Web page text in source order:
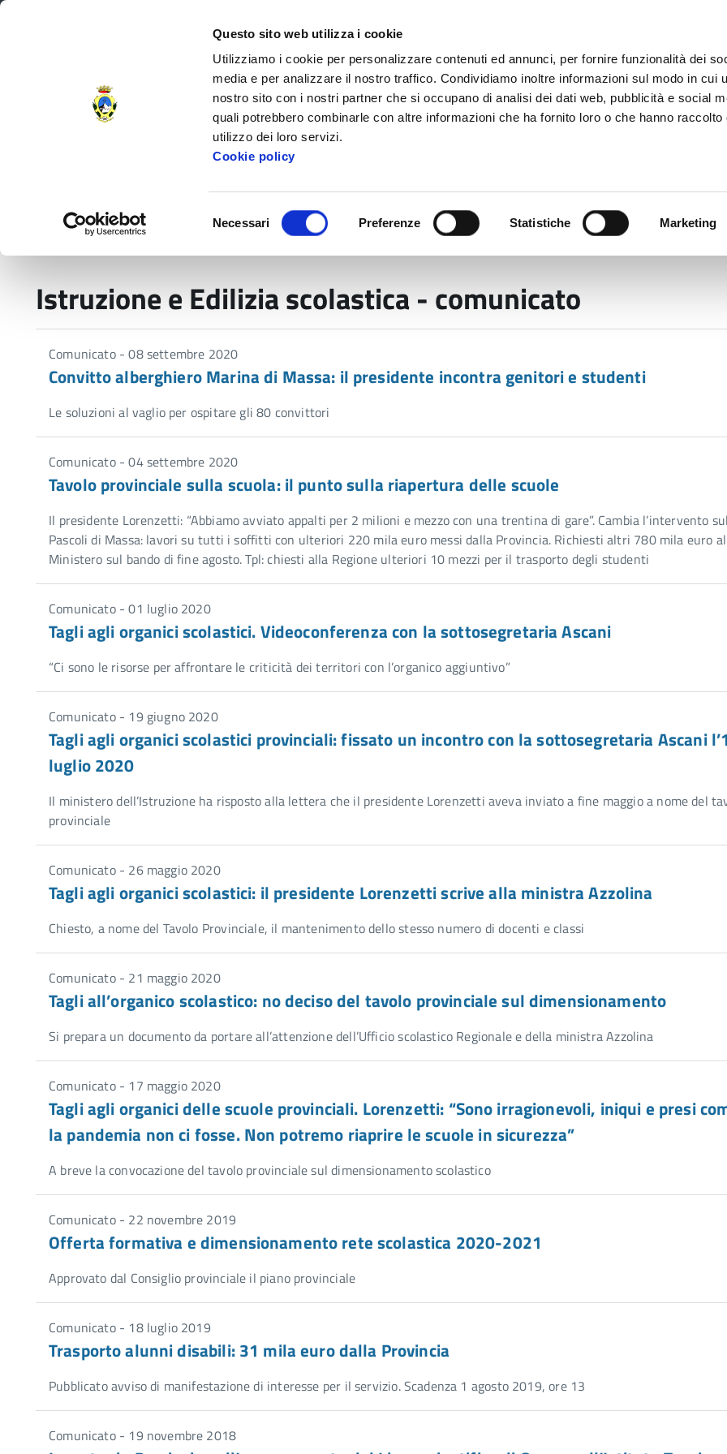
Questo sito web utilizza i cookie
Utilizziamo i cookie per personalizzare contenuti ed annunci, per fornire funzionalità dei
media e per analizzare il nostro traffico. Condividiamo inoltre informazioni sul modo in cui
nostro sito con i nostri partner che si occupano di analisi dei dati web, pubblicità e social
quali potrebbero combinarle con altre informazioni che ha fornito loro o che hanno raccolto
utilizzo dei loro servizi.
Cookie policy
Necessari Preferenze Statistiche Marketing
Provincia di Massa‑Carrara
Settori e uffici Servizi e Documenti
Istruzione e Edilizia scolastica
Istruzione e Edilizia scolastica - comunicato
Comunicato - 08 settembre 2020
Convitto alberghiero Marina di Massa: il presidente incontra genitori e studenti
Le soluzioni al vaglio per ospitare gli 80 convittori
Comunicato - 04 settembre 2020
Tavolo provinciale sulla scuola: il punto sulla riapertura delle scuole
Il presidente Lorenzetti: “Abbiamo avviato appalti per 2 milioni e mezzo con una trentina di gare”. Cambia l’intervento
Pascoli di Massa: lavori su tutti i soffitti con ulteriori 220 mila euro messi dalla Provincia. Richiesti altri 780 mila euro al
Ministero sul bando di fine agosto. Tpl: chiesti alla Regione ulteriori 10 mezzi per il trasporto degli studenti
Comunicato - 01 luglio 2020
Tagli agli organici scolastici. Videoconferenza con la sottosegretaria Ascani
“Ci sono le risorse per affrontare le criticità dei territori con l’organico aggiuntivo”
Comunicato - 19 giugno 2020
Tagli agli organici scolastici provinciali: fissato un incontro con la sottosegretaria Ascani l’1
luglio 2020
Il ministero dell’Istruzione ha risposto alla lettera che il presidente Lorenzetti aveva inviato a fine maggio a nome del
provinciale
Comunicato - 26 maggio 2020
Tagli agli organici scolastici: il presidente Lorenzetti scrive alla ministra Azzolina
Chiesto, a nome del Tavolo Provinciale, il mantenimento dello stesso numero di docenti e classi
Comunicato - 21 maggio 2020
Tagli all’organico scolastico: no deciso del tavolo provinciale sul dimensionamento
Si prepara un documento da portare all’attenzione dell’Ufficio scolastico Regionale e della ministra Azzolina
Comunicato - 17 maggio 2020
Tagli agli organici delle scuole provinciali. Lorenzetti: “Sono irragionevoli, iniqui e presi
la pandemia non ci fosse. Non potremo riaprire le scuole in sicurezza”
A breve la convocazione del tavolo provinciale sul dimensionamento scolastico
Comunicato - 22 novembre 2019
Offerta formativa e dimensionamento rete scolastica 2020-2021
Approvato dal Consiglio provinciale il piano provinciale
Comunicato - 18 luglio 2019
Trasporto alunni disabili: 31 mila euro dalla Provincia
Pubblicato avviso di manifestazione di interesse per il servizio. Scadenza 1 agosto 2019, ore 13
Comunicato - 19 novembre 2018